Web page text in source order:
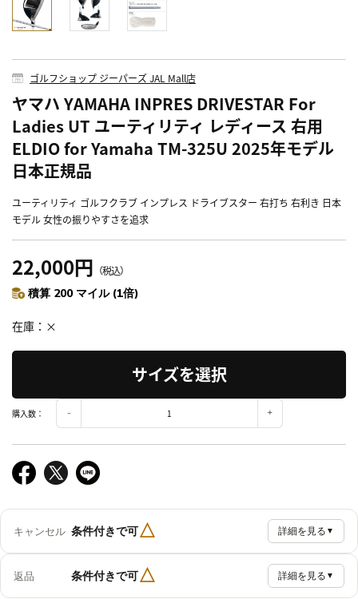
ゴルフショップ ジーパーズ JAL Mall店
ヤマハ YAMAHA INPRES DRIVESTAR For
Ladies UT ユーティリティ レディース 右用
ELDIO for Yamaha TM-325U 2025年モデル
日本正規品
ユーティリティ ゴルフクラブ インプレス ドライブスター 右打ち 右利き 日本
モデル 女性の振りやすさを追求
22,000円 （税込）
積算 200 マイル (1倍)
在庫 ×
サイズを選択
購入数：
キャンセル 条件付きで可△ 詳細を見る ▼
返品 条件付きで可△ 詳細を見る ▼